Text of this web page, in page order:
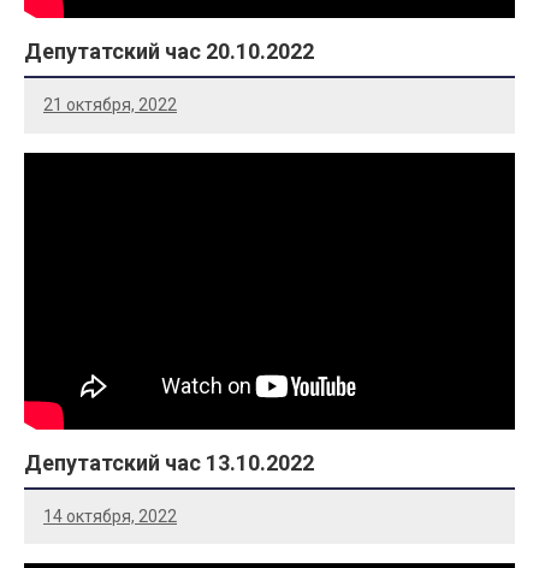
Депутатский час 20.10.2022
21 октября, 2022
Депутатский час 13.10.2022
14 октября, 2022